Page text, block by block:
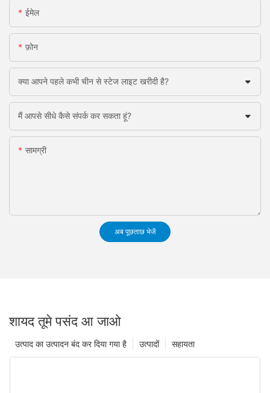
ईमेल
फ़ोन
क्या आपने पहले कभी चीन से स्टेज लाइट खरीदी है?
मैं आपसे सीधे कैसे संपर्क कर सकता हूं?
सामग्री
अब पूछताछ भेजें
शायद तूमे पसंद आ जाओ
सहायता
उत्पादों
उत्पाद का उत्पादन बंद कर दिया गया है